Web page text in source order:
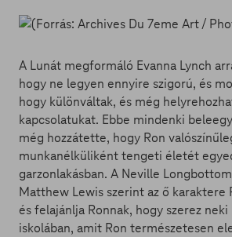
A Lunát megformáló Evanna Lynch
hogy ne legyen ennyire szigorú, és
hogy különváltak, és még
kapcsolatukat. Ebbe mindenki
még hozzátette, hogy Ron
munkanélküliként tengeti életét
garzonlakásban. A Neville
Matthew Lewis szerint az ő karaktere
és felajánlja Ronnak, hogy szerez
iskolában, amit Ron természetesen